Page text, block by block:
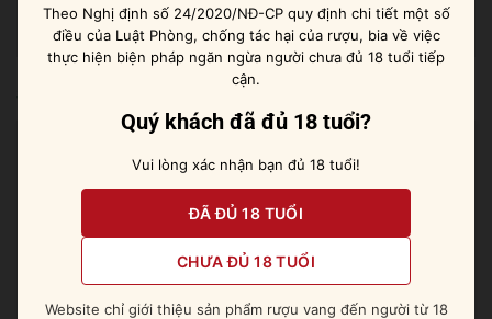
Theo Nghị định số 24/2020/NĐ-CP quy định chi tiết một số
điều của Luật Phòng, chống tác hại của rượu, bia về việc
thực hiện biện pháp ngăn ngừa người chưa đủ 18 tuổi tiếp
cận.
Quý khách đã đủ 18 tuổi?
Vui lòng xác nhận bạn đủ 18 tuổi!
ĐÃ ĐỦ 18 TUỔI
CHƯA ĐỦ 18 TUỔI
Website chỉ giới thiệu sản phẩm rượu vang đến người từ 18